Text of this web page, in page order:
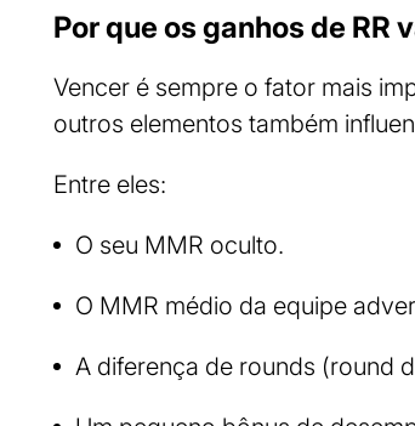
Por que os ganhos de
Vencer é sempre o fator mais
outros elementos também
Entre eles:
O seu MMR oculto.
O MMR médio da equipe
A diferença de rounds (round